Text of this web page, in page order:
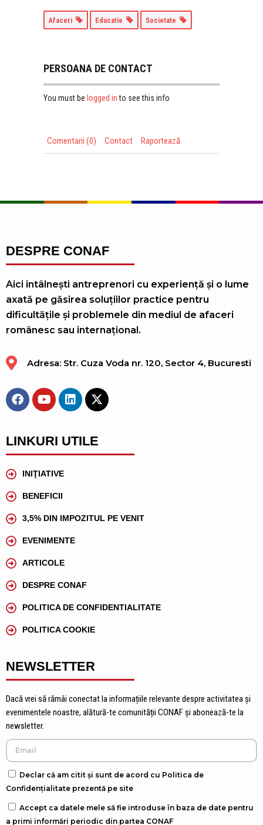
Afaceri Educatie Societate
PERSOANA DE CONTACT
You must be logged into see this info
Comentarii (0) Contact Raportează
DESPRE CONAF
Aici intâlnești antreprenori cu experiență și o lume
axată pe găsirea soluțiilor practice pentru
dificultățile și problemele din mediul de afaceri
românesc sau internațional.
Adresa: Str. Cuza Voda nr. 120, Sector 4, Bucuresti
LINKURI UTILE
INIŢIATIVE
BENEFICII
3,5% DIN IMPOZITUL PE VENIT
EVENIMENTE
ARTICOLE
DESPRE CONAF
POLITICA DE CONFIDENTIALITATE
POLITICA COOKIE
NEWSLETTER
Dacă vrei să rămâi conectat la informațiile relevante despre activitatea și
evenimentele noastre, alătură-te comunității CONAF și abonează-te la
newsletter.
Declar că am citit și sunt de acord cu Politica de
Confidențialitate prezentă pe site
Accept ca datele mele să fie introduse în baza de date pentru
a primi informări periodic din partea CONAF